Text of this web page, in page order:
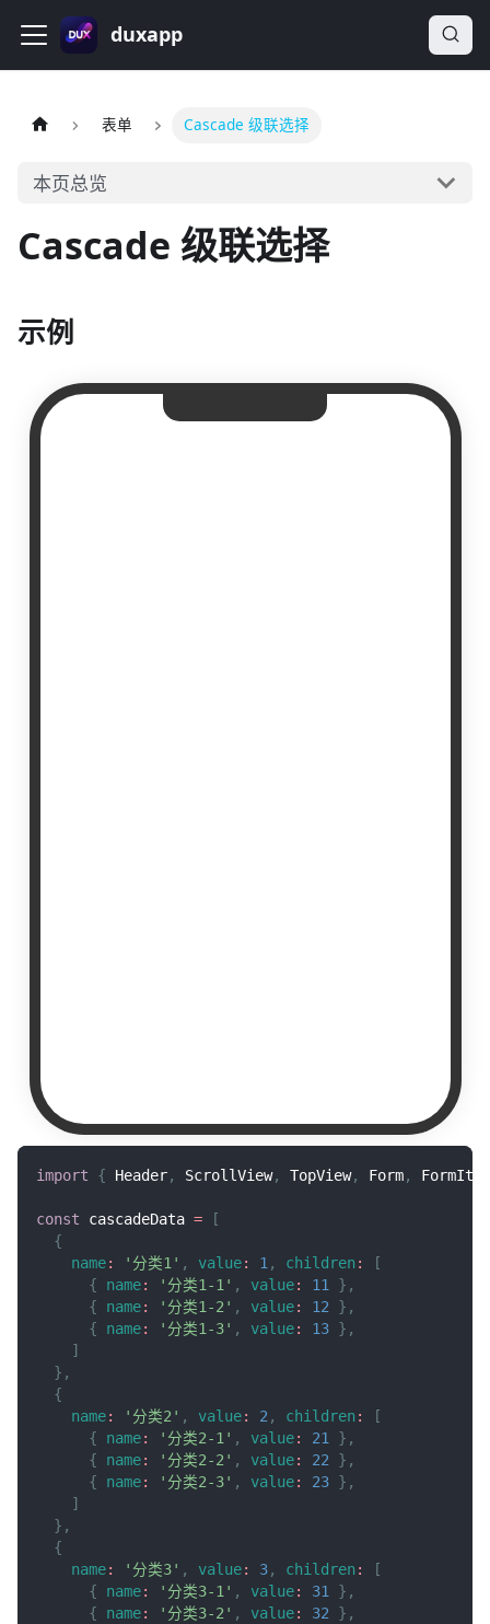
duxapp
表单 Cascade 级联选择
本页总览
Cascade 级联选择
示例
import { Header, ScrollView, TopView, Form, FormItem
const cascadeData =
[
{
name: '分类1' , value: 1 , children :
[
{
name: '分类1-1' , value: 11 } ,
{
name: '分类1-2' , value: 12 } ,
{
name: '分类1-3' , value: 13 } ,
]
} ,
{
name: '分类2' , value: 2 , children :
[
{
name: '分类2-1' , value: 21 } ,
{
name: '分类2-2' , value: 22 } ,
{
name: '分类2-3' , value: 23 } ,
]
} ,
{
name: '分类3' , value: 3, children :
[
{
name: '分类3-1' , value: 31 } ,
{
name: '分类3-2' , value: 32 } ,